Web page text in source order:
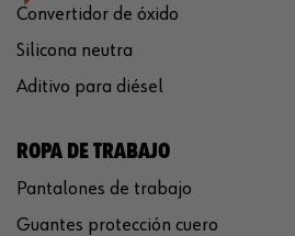
Convertidor de óxido
Silicona neutra
Aditivo para diésel
ROPA DE TRABAJO
Pantalones de trabajo
Guantes protección cuero